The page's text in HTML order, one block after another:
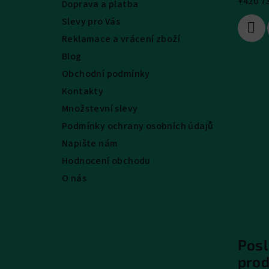
Doprava a platba
Slevy pro Vás
Reklamace a vrácení zboží
Blog
Obchodní podmínky
Kontakty
Množstevní slevy
Podmínky ochrany osobních údajů
Napište nám
Hodnocení obchodu
O nás